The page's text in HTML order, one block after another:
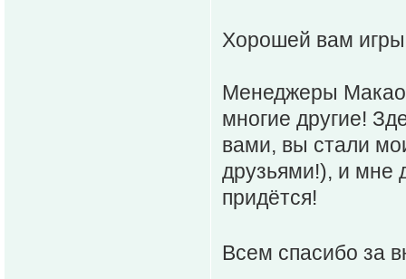
Хорошей вам
Менеджеры
многие другие!
вами, вы стали
друзьями!), и мне
придётся!
Всем спасибо за